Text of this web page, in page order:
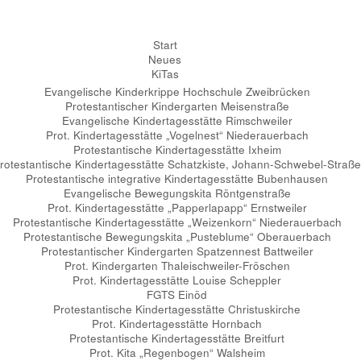
Start
Neues
KiTas
Evangelische Kinderkrippe Hochschule Zweibrücken
Protestantischer Kindergarten Meisenstraße
Evangelische Kindertagesstätte Rimschweiler
Prot. Kindertagesstätte „Vogelnest“ Niederauerbach
Protestantische Kindertagesstätte Ixheim
Kindertagesstätte Schatzkiste, Johann-Schwebel-Straße
Protestantische integrative Kindertagesstätte Bubenhausen
Evangelische Bewegungskita Röntgenstraße
Prot. Kindertagesstätte „Papperlapapp“ Ernstweiler
Protestantische Kindertagesstätte „Weizenkorn“ Niederauerbach
Protestantische Bewegungskita „Pusteblume“ Oberauerbach
Protestantischer Kindergarten Spatzennest Battweiler
Prot. Kindergarten Thaleischweiler-Fröschen
Prot. Kindertagesstätte Louise Scheppler
FGTS Einöd
Protestantische Kindertagesstätte Christuskirche
Prot. Kindertagesstätte Hornbach
Protestantische Kindertagesstätte Breitfurt
Prot. Kita „Regenbogen“ Walsheim